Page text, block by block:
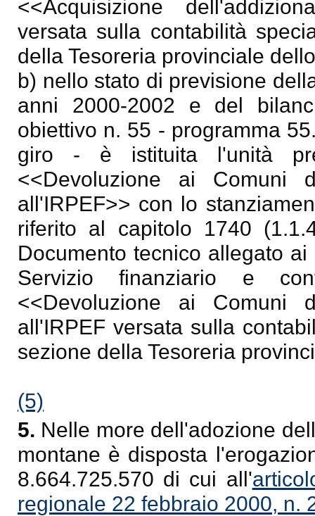
<<Acquisizione
versata sulla contabilità
della Tesoreria provinciale
b) nello stato di previsione
anni 2000-2002 e del
obiettivo n. 55 - programma
giro - è istituita l'unità
<<Devoluzione ai Comuni
all'IRPEF>> con lo
riferito al capitolo 1740
Documento tecnico allegato
Servizio finanziario e
<<Devoluzione ai Comuni
all'IRPEF versata sulla
sezione della Tesoreria
(5)
5. Nelle more dell'adozione
montane è disposta
8.664.725.570 di cui all'
regionale 22 febbraio 2000, n.